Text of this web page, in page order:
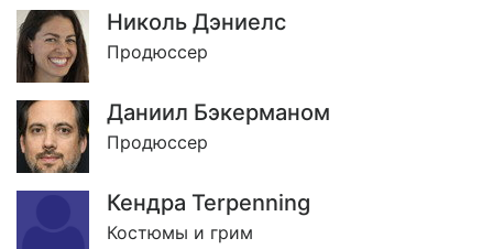
Николь Дэниелс
Продюссер
Даниил Бэкерманом
Продюссер
Кендра Terpenning
Костюмы и грим